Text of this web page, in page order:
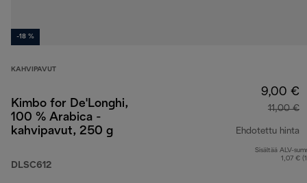
-18 %
KAHVIPAVUT
Kimbo for De'Longhi,
100 % Arabica -
kahvipavut, 250 g
DLSC612
9,00 €
11,00 €
Ehdotettu hinta
Sisältää ALV-
1,07 €